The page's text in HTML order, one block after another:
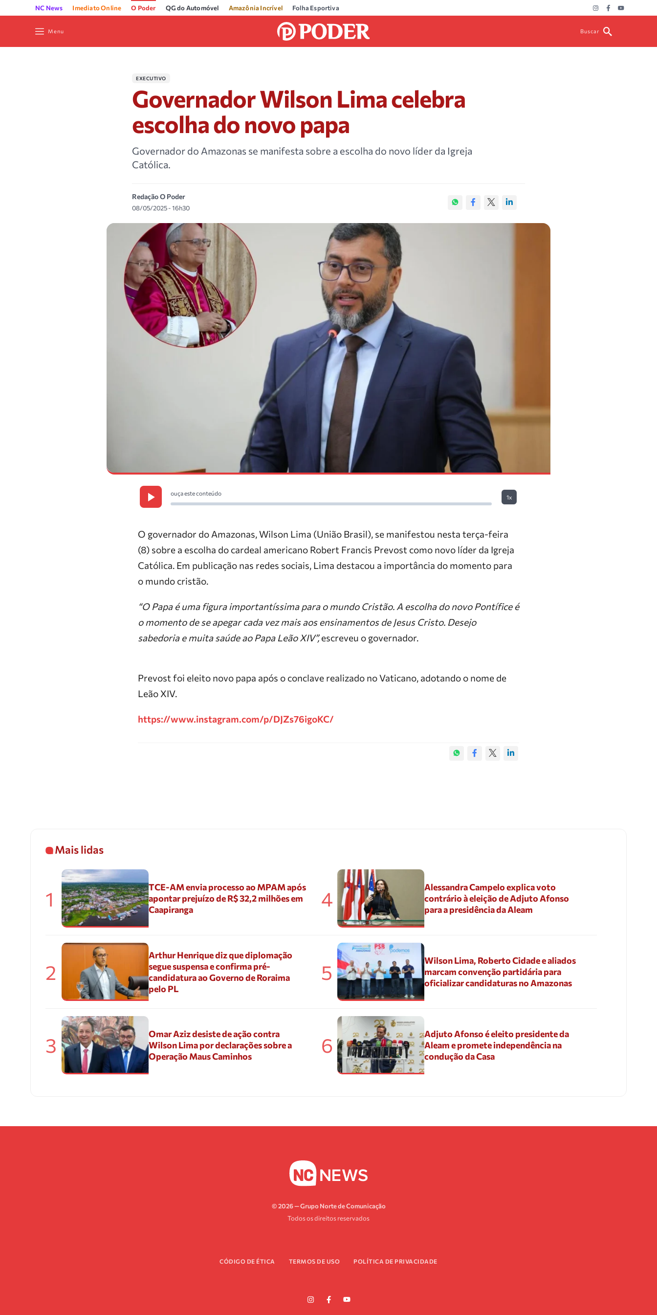
NC News Imediato Online O Poder QG do Automóvel Amazônia Incrível Folha Esportiva
Menu Buscar
EXECUTIVO
Governador Wilson Lima celebra
escolha do novo papa
Governador do Amazonas se manifesta sobre a escolha do novo líder da Igreja
Católica.
Redação O Poder
08/05/2025 - 16h30
ouça este conteúdo
1x
O governador do Amazonas, Wilson Lima (União Brasil), se manifestou nesta terça-feira
(8) sobre a escolha do cardeal americano Robert Francis Prevost como novo líder da Igreja
Católica. Em publicação nas redes sociais, Lima destacou a importância do momento para
o mundo cristão.
“O Papa é uma figura importantíssima para o mundo Cristão. A escolha do novo Pontífice é
o momento de se apegar cada vez mais aos ensinamentos de Jesus Cristo. Desejo
sabedoria e muita saúde ao Papa Leão XIV”,escreveu o governador.
Prevost foi eleito novo papa após o conclave realizado no Vaticano, adotando o nome de
Leão XIV.
https://www.instagram.com/p/DJZs76igoKC/
Mais lidas
1
TCE-AM envia processo ao MPAM após
apontar prejuízo de R$ 32,2 milhões em
Caapiranga
2
Arthur Henrique diz que diplomação
segue suspensa e confirma pré-
candidatura ao Governo de Roraima
pelo PL
3
Omar Aziz desiste de ação contra
Wilson Lima por declarações sobre a
Operação Maus Caminhos
4
Alessandra Campelo explica voto
contrário à eleição de Adjuto Afonso
para a presidência da Aleam
5
Wilson Lima, Roberto Cidade e aliados
marcam convenção partidária para
oficializar candidaturas no Amazonas
6
Adjuto Afonso é eleito presidente da
Aleam e promete independência na
condução da Casa
© 2026 — Grupo Norte de Comunicação
Todos os direitos reservados
CÓDIGO DE ÉTICA TERMOS DE USO POLÍTICA DE PRIVACIDADE